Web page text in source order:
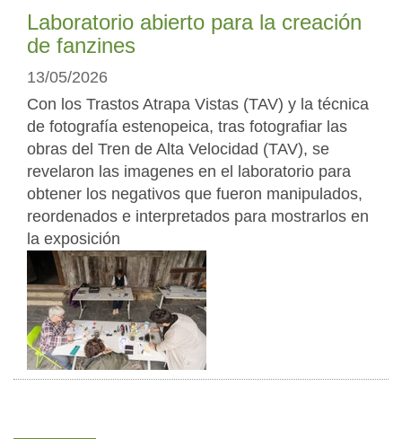
Laboratorio abierto para la creación
de fanzines
13/05/2026
Con los Trastos Atrapa Vistas (TAV) y la técnica
de fotografía estenopeica, tras fotografiar las
obras del Tren de Alta Velocidad (TAV), se
revelaron las imagenes en el laboratorio para
obtener los negativos que fueron manipulados,
reordenados e interpretados para mostrarlos en
la exposición